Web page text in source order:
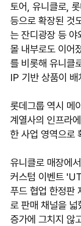
토어, 유니클로,
등으로 확장된 것
는 잔디광장 등
몰 내부로도 이어
를 비롯해 유니클
IP 기반 상품이 배
롯데그룹 역시 메
계열사의 인프라
한 사업 영역으로
유니클로 매장에
커스텀 이벤트
푸드 협업 한정판
로 판매 채널을
증가에 그치지 않